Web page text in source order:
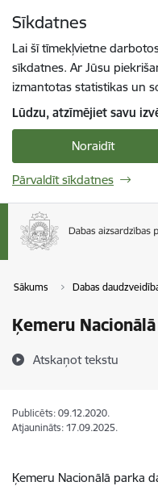
Sīkdatnes
Lai šī tīmekļvietne
sīkdatnes. Ar Jūsu
izmantotas statistikas un
Lūdzu, atzīmējiet savu
Noraidīt
Pārvaldīt sīkdatnes
Sākums Dabas
Ķemeru
Atskaņot tekstu
Publicēts: 09.12.2020.
Atjaunināts: 17.09.2025.
Ķemeru Nacionālā parka